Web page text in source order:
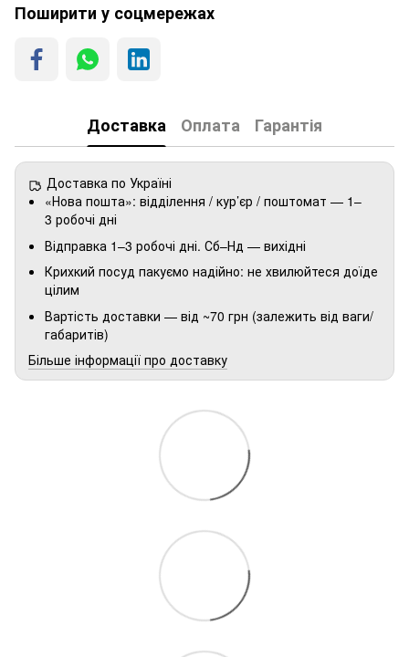
Поширити у соцмережах
Доставка Оплата Гарантія
Доставка по Україні
«Нова пошта»: відділення / кур’єр / поштомат — 1–
3 робочі дні
Відправка 1–3 робочі дні. Сб–Нд — вихідні
Крихкий посуд пакуємо надійно: не хвилюйтеся доїде
цілим
Вартість доставки — від ~70 грн (залежить від ваги/
габаритів)
Більше інформації про доставку